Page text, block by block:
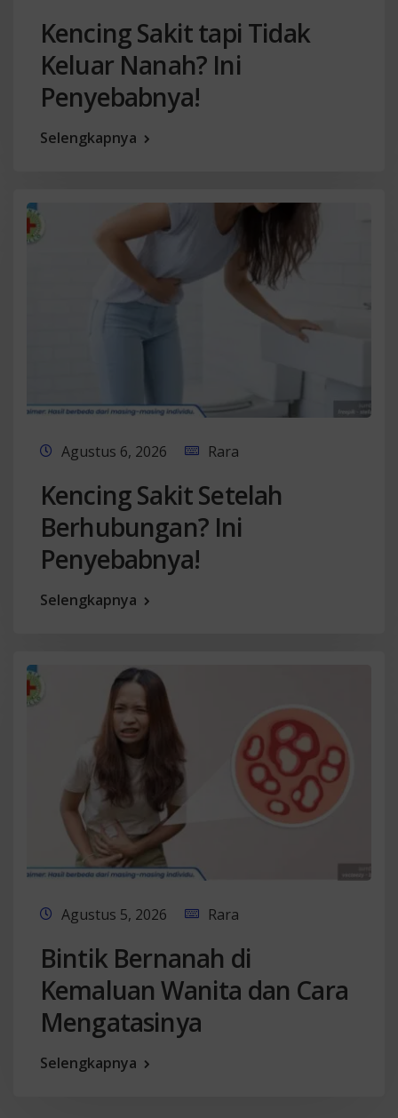
Kencing Sakit tapi Tidak
Keluar Nanah? Ini
Penyebabnya!
Selengkapnya
Agustus 6, 2026 Rara
Kencing Sakit Setelah
Berhubungan? Ini
Penyebabnya!
Selengkapnya
Agustus 5, 2026 Rara
Bintik Bernanah di
Kemaluan Wanita dan Cara
Mengatasinya
Selengkapnya